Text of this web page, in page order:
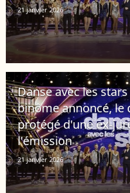
21 janvier 2026
Danse avec les
binôme annoncé, le
protégé d'une ex-
l'émission
21 janvier 2026